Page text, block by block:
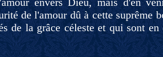
de l'amour dû à cette suprême
de la grâce céleste et qui sont en